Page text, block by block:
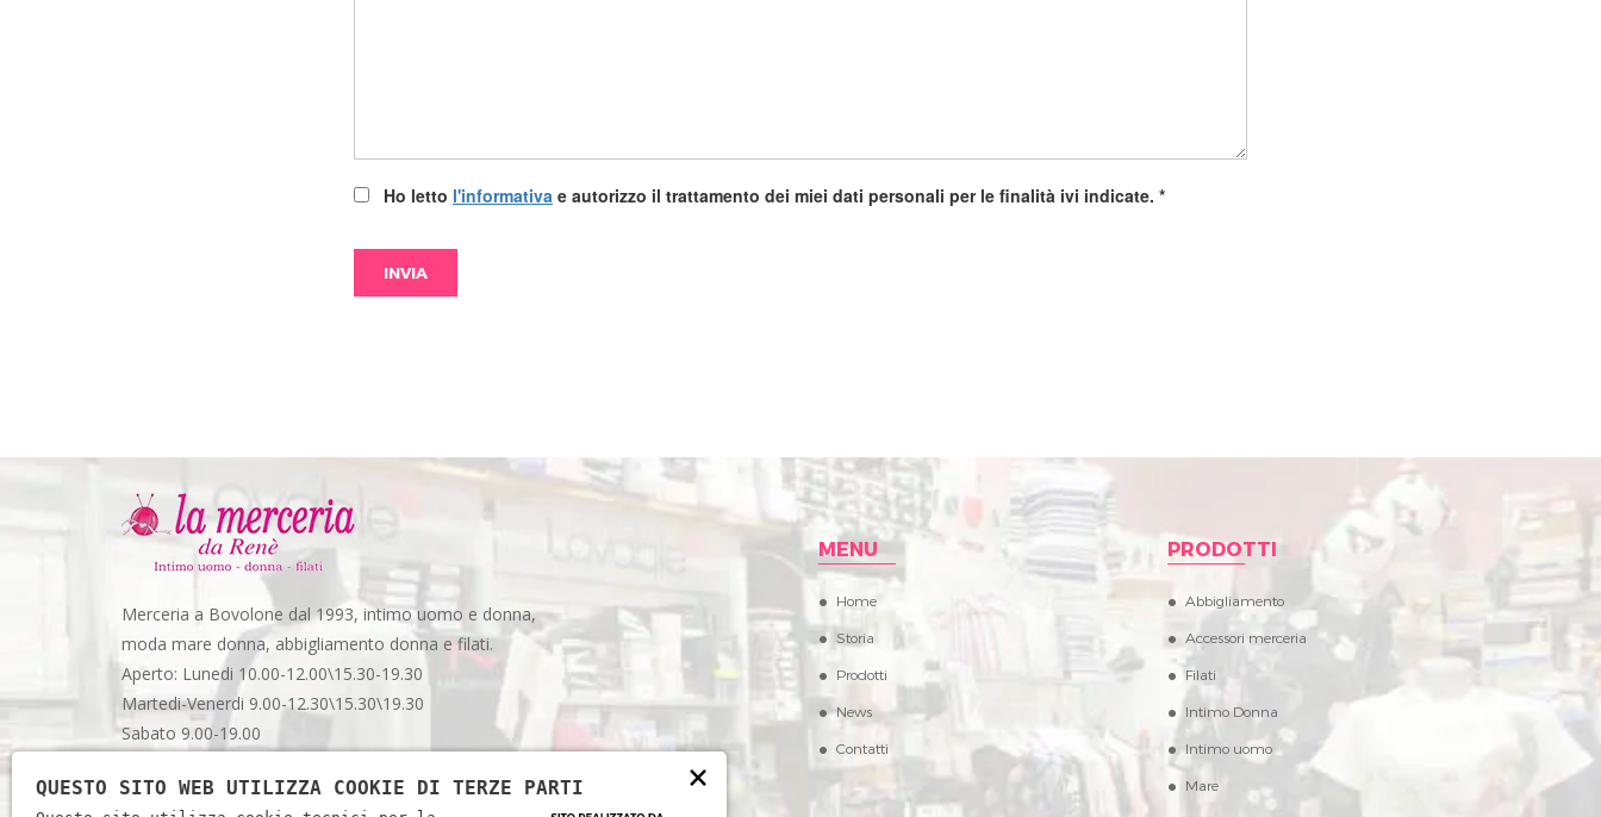
Ho letto l'informativa e autorizzo il trattamento dei miei dati personali per le finalità ivi indicate. *
Merceria a Bovolone dal 1993, intimo uomo e donna,
moda mare donna, abbigliamento donna e filati.
Aperto: Lunedi 10.00-12.00\15.30-19.30
Martedi-Venerdi 9.00-12.30\15.30\19.30
Sabato 9.00-19.00
Via Garibaldi, 48 - Spazio 3 - Bovolone (VR)
MENU
Home
Storia
Prodotti
News
Contatti
PRODOTTI
Abbigliamento
Accessori merceria
Filati
Intimo Donna
Intimo uomo
Mare
×
QUESTO SITO WEB UTILIZZA COOKIE DI TERZE PARTI